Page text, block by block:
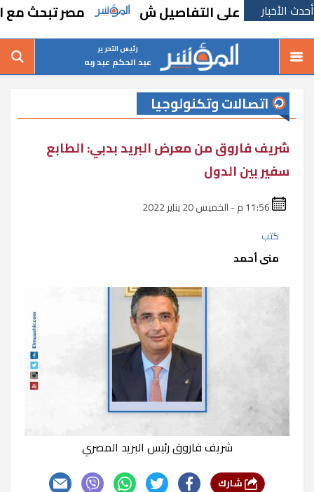
أحدث الأخبار
تعرف على التفاصيل ش مصر تبحث مع
رئيس التحرير
عبد الحكم عبد ربه
اتصالات وتكنولوجيا
شريف فاروق من معرض البريد بدبي: الطابع
سفير بين الدول
كتب
منى أحمد
شريف فاروق رئيس البريد المصري